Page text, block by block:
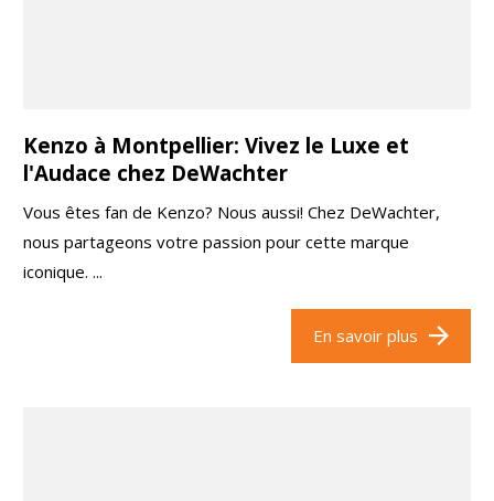
Kenzo à Montpellier: Vivez le Luxe et
l'Audace chez DeWachter
Vous êtes fan de Kenzo? Nous aussi! Chez DeWachter,
nous partageons votre passion pour cette marque
iconique. ...
En savoir plus